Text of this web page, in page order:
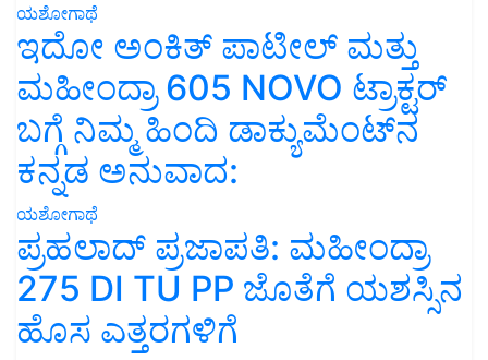
ಯಶೋಗಾಥೆ
ಇದೋ ಅಂಕಿತ್ ಪಾಟೀಲ್ ಮತ್ತು
ಮಹೀಂದ್ರಾ 605 NOVO ಟ್ರಾಕ್ಟರ್
ಬಗ್ಗೆ ನಿಮ್ಮ ಹಿಂದಿ ಡಾಕ್ಯುಮೆಂಟ್‌ನ
ಕನ್ನಡ ಅನುವಾದ:
ಯಶೋಗಾಥೆ
ಪ್ರಹಲಾದ್ ಪ್ರಜಾಪತಿ: ಮಹೀಂದ್ರಾ
275 DI TU PP ಜೊತೆಗೆ ಯಶಸ್ಸಿನ
ಹೊಸ ಎತ್ತರಗಳಿಗೆ